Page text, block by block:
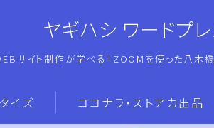
ヤギハシ ワードプ
サイト制作が学べる！ZOOMを使った八木
イズ ココナラ・ストアカ出品